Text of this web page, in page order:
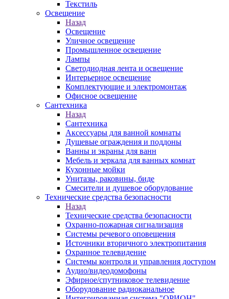
Текстиль
Освещение
Назад
Освещение
Уличное освещение
Промышленное освещение
Лампы
Светодиодная лента и освещение
Интерьерное освещение
Комплектующие и электромонтаж
Офисное освещение
Сантехника
Назад
Сантехника
Аксессуары для ванной комнаты
Душевые ограждения и поддоны
Ванны и экраны для ванн
Мебель и зеркала для ванных комнат
Кухонные мойки
Унитазы, раковины, биде
Смесители и душевое оборудование
Технические средства безопасности
Назад
Технические средства безопасности
Охранно-пожарная сигнализация
Системы речевого оповещения
Источники вторичного электропитания
Охранное телевидение
Системы контроля и управления доступом
Аудио/видеодомофоны
Эфирное/спутниковое телевидение
Оборудование радиоканальное